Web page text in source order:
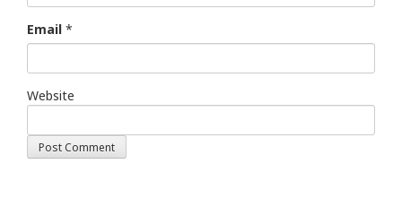
Email *
Website